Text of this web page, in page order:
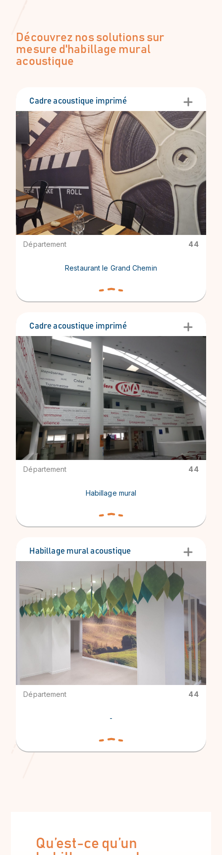
Découvrez nos solutions sur
mesure d'habillage mural
acoustique
Cadre acoustique imprimé
Département 44
Restaurant le Grand Chemin
Cadre acoustique imprimé
Département 44
Habillage mural
Habillage mural acoustique
Département 44
-
Qu’est-ce qu’un